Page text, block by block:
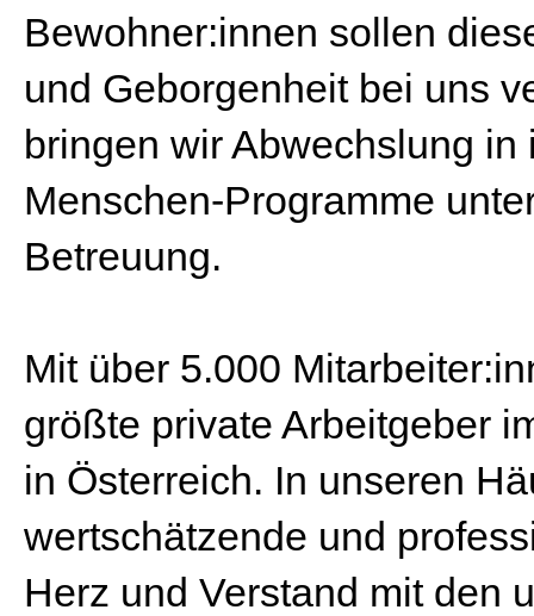
Bewohner:innen sollen
und Geborgenheit bei uns
bringen wir Abwechslung
Menschen-Programme
Betreuung.
Mit über 5.000
größte private Arbeitgeber
in Österreich. In unseren
wertschätzende und
Herz und Verstand mit den